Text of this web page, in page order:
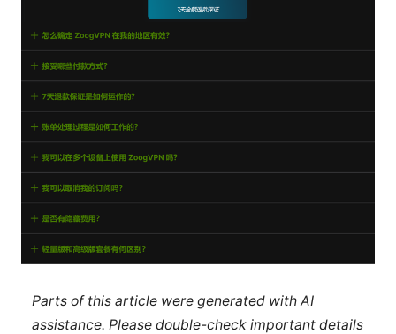
Parts of this article were generated with AI
assistance. Please double-check important details